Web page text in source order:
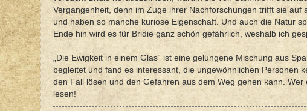
Vergangenheit, denn im Zuge ihrer Nachforschungen trifft sie
und haben so manche kuriose Eigenschaft. Und auch die Natur
Ende hin wird es für Bridie ganz schön gefährlich, weshalb ich
„Die Ewigkeit in einem Glas“ ist eine gelungene Mischung aus
begleitet und fand es interessant, die ungewöhnlichen Personen
den Fall lösen und den Gefahren aus dem Weg gehen kann.
lesen!